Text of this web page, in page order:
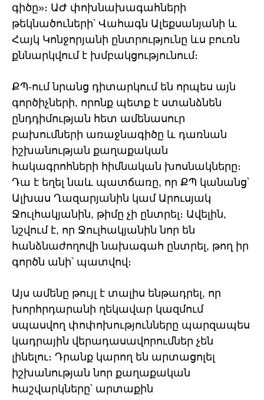
գիծը»։ ԱԺ փոխնախագահների
թեկնածուների՝ Վահագն Ալեքսանյանի և
Հայկ Կոնջորյանի ընտրությունը ևս բուռն
քննարկվում է խմբակցությունում։
ՔՊ-ում նրանց դիտարկում են որպես այն
գործիչների, որոնք պետք է ստանձնեն
ընդդիմության հետ ամենասուր
բախումների առաջնագիծը և դառնան
իշխանության քաղաքական
հակագրոհների հիմնական խոսնակները։
Դա է եղել նաև պատճառը, որ ՔՊ կանանց՝
Ալխաս Ղազարյանին կամ Արուսյակ
Ջուլհակյանին, թիմը չի ընտրել։ Ավելին,
նշվում է, որ Ջուլհակյանին նոր են
հանձնաժողովի նախագահ ընտրել, թող իր
գործն անի՝ պատվով։
Այս ամենը թույլ է տալիս ենթադրել, որ
խորհրդարանի ղեկավար կազմում
սպասվող փոփոխությունները պարզապես
կադրային վերադասավորումներ չեն
լինելու։ Դրանք կարող են արտացոլել
իշխանության նոր քաղաքական
հաշվարկները՝ արտաքին